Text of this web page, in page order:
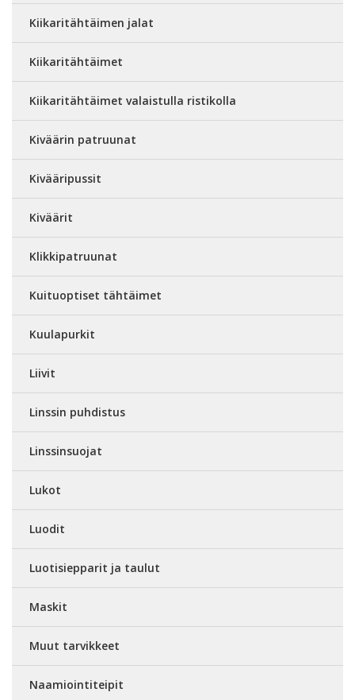
Kiikaritähtäimen jalat
Kiikaritähtäimet
Kiikaritähtäimet valaistulla ristikolla
Kiväärin patruunat
Kivääripussit
Kiväärit
Klikkipatruunat
Kuituoptiset tähtäimet
Kuulapurkit
Liivit
Linssin puhdistus
Linssinsuojat
Lukot
Luodit
Luotisiepparit ja taulut
Maskit
Muut tarvikkeet
Naamiointiteipit